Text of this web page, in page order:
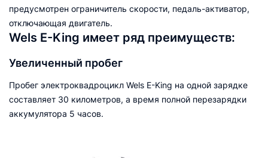
предусмотрен ограничитель скорости, педаль-активатор,
отключающая двигатель.
Wels E-King имеет ряд преимуществ:
Увеличенный пробег
Пробег электроквадроцикл Wels E-King на одной зарядке
составляет 30 километров, а время полной перезарядки
аккумулятора 5 часов.